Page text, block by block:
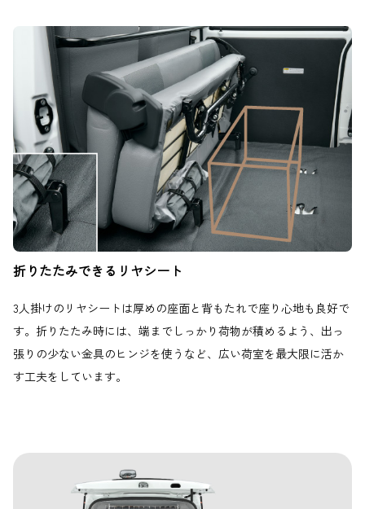
折りたたみできるリヤシート
3人掛けのリヤシートは厚めの座面と背もたれで座り心地も良好で
す。折りたたみ時には、端までしっかり荷物が積めるよう、出っ
張りの少ない金具のヒンジを使うなど、広い荷室を最大限に活か
す工夫をしています。